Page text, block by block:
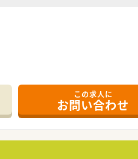
この求人に
お問い合わせ